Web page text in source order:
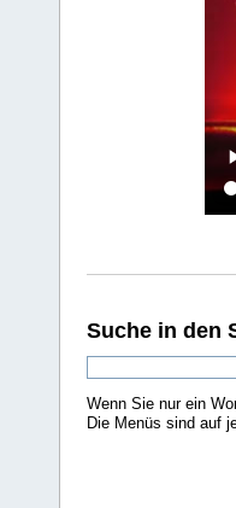
Suche in den
Wenn Sie nur ein
Die Menüs sind auf